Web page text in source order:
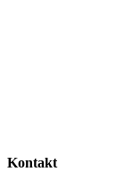
Kontakt